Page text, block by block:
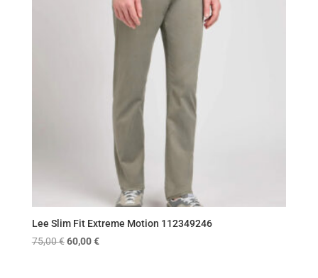
Lee Slim Fit Extreme Motion 112349246
75,00€ Original
60,00€Η